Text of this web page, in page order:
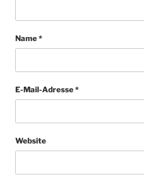
Name*
E-Mail-Adresse*
Website